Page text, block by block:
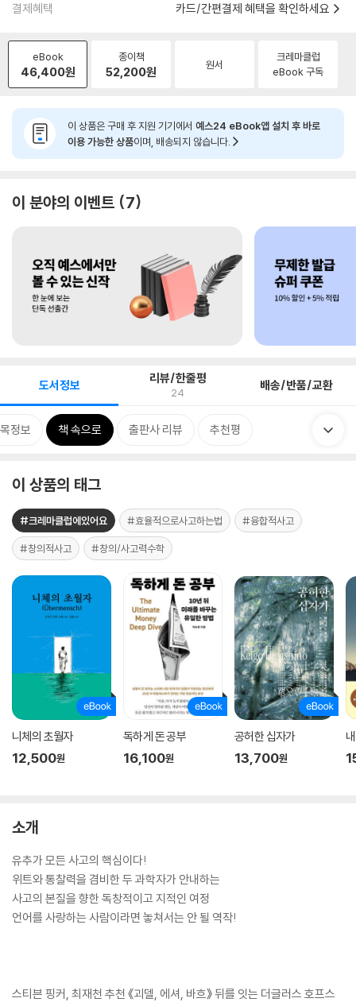
결제혜택 카드/간편결제 혜택을 확인하세요
eBook
46,400원
종이책
52,200원 원서
크레마클럽
eBook 구독
이 상품은 구매 후 지원 기기에서 예스24 eBook앱 설치 후 바로
이용 가능한 상품이며, 배송되지 않습니다.
이 분야의 이벤트 7
도서정보 리뷰/한줄평
24 배송/반품/교환
정보 책 속으로 출판사 리뷰 추천평
이 상품의 태그
#크레마클럽에있어요 #효율적으로사고하는법 #융합적사고
#창의적사고 #창의/사고력수학
니체의 초월자
12,500원
독하게 돈 공부
16,100원
공허한 십자가
13,700원
소개
유추가 모든 사고의 핵심이다!
위트와 통찰력을 겸비한 두 과학자가 안내하는
사고의 본질을 향한 독창적이고 지적인 여정
언어를 사랑하는 사람이라면 놓쳐서는 안 될 역작!
스티븐 핑커, 최재천 추천 《괴델, 에셔, 바흐》 뒤를 잇는 더글러스 호프스